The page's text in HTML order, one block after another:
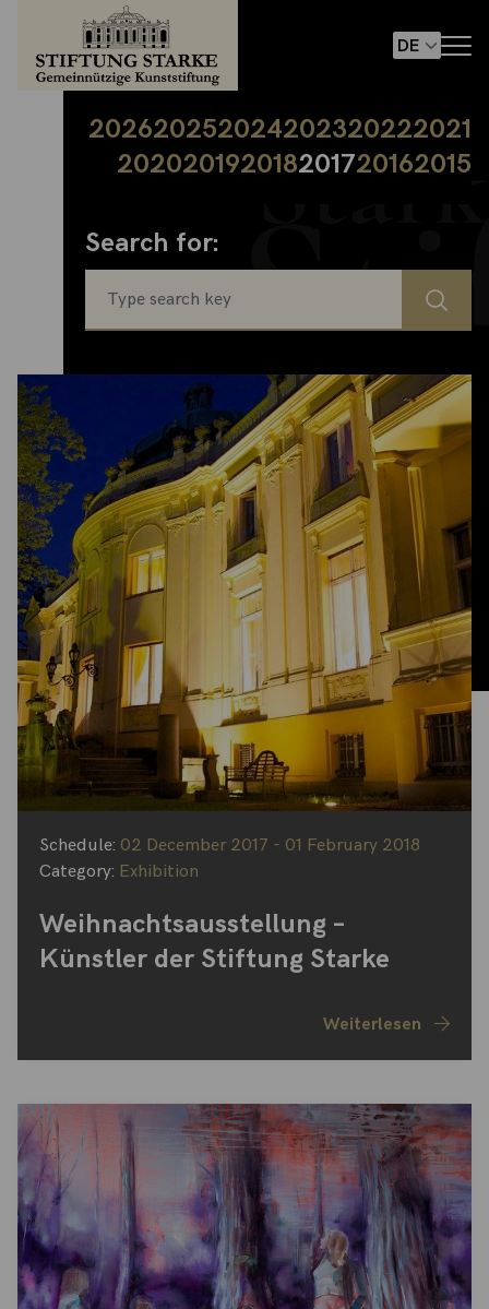
202620252024202320222021
202020192018201720162015
Search for:
Schedule: 02 December 2017 - 01 February 2018
Category: Exhibition
Weihnachtsausstellung –
Künstler der Stiftung Starke
Weiterlesen